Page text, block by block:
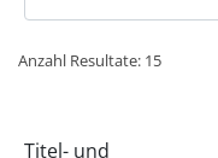
Anzahl Resultate: 15
Titel- und